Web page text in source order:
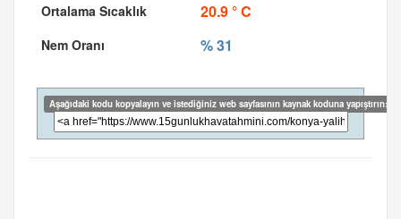
20.9 ° C
% 31
Aşağıdaki kodu kopyalayın ve istediğiniz web sayfasının kaynak koduna yapıştırın: